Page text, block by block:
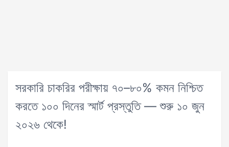
সরকারি চাকরির পরীক্ষায় ৭০–৮০% কমন নিশ্চিত
করতে ১০০ দিনের স্মার্ট প্রস্তুতি — শুরু ১০ জুন
২০২৬ থেকে!